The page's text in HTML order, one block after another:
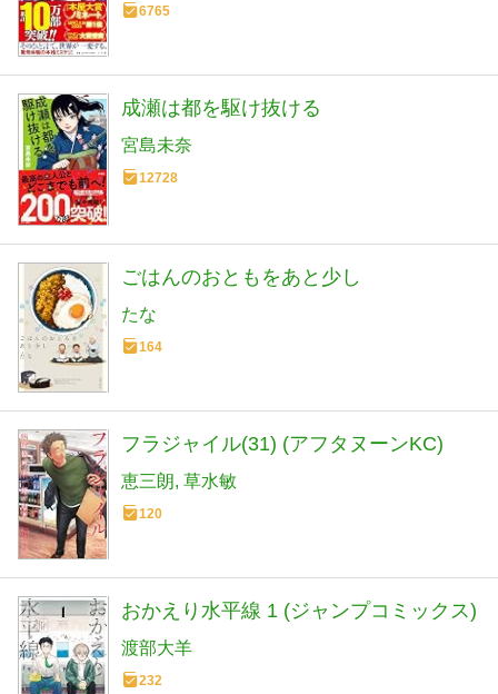
6765
成瀬は都を駆け抜ける
宮島未奈
12728
ごはんのおともをあと少し
たな
164
フラジャイル(31) (アフタヌーンKC)
恵三朗 草水敏
120
おかえり水平線 1 (ジャンプコミックス)
渡部大羊
232